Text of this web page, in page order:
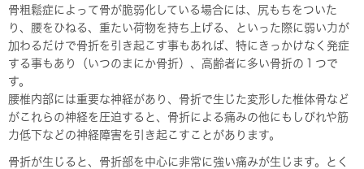
骨粗鬆症によって骨が脆弱化している場合には、尻もちをついた
り、腰をひねる、重たい荷物を持ち上げる、といった際に弱い力が
加わるだけで骨折を引き起こす事もあれば、特にきっかけなく発症
する事もあり（いつのまにか骨折）、高齢者に多い骨折の１つで
す。
腰椎内部には重要な神経があり、骨折で生じた変形した椎体骨など
がこれらの神経を圧迫すると、骨折による痛みの他にもしびれや筋
力低下などの神経障害を引き起こすことがあります。
骨折が生じると、骨折部を中心に非常に強い痛みが生じます。とく